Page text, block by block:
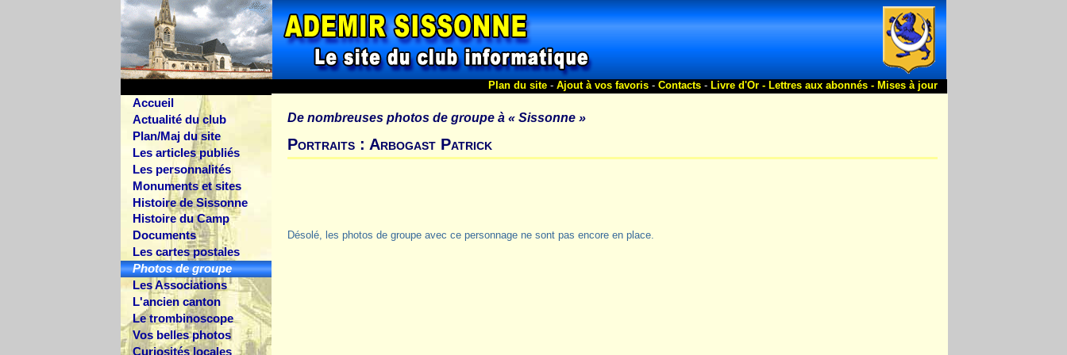
Accueil
Actualité du club
Plan/Maj du site
Les articles publiés
Les personnalités
Monuments et sites
Histoire de Sissonne
Histoire du Camp
Documents
Les cartes postales
Photos de groupe
Les Associations
L'ancien canton
Le trombinoscope
Vos belles photos
Curiosités locales
Plan du site- Ajout à vos favoris- Contacts- Livre d'Or - Lettres aux abonnés - Mises à jour
De nombreuses photos de groupe à « Sissonne »
Portraits : Arbogast Patrick
Désolé, les photos de groupe avec ce personnage ne sont pas encore en place.